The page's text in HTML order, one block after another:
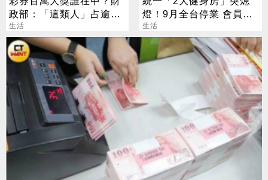
政部：「這類人」占逾6
成
生活
燈！9月全台停業 會員退
費方案一次看
生活